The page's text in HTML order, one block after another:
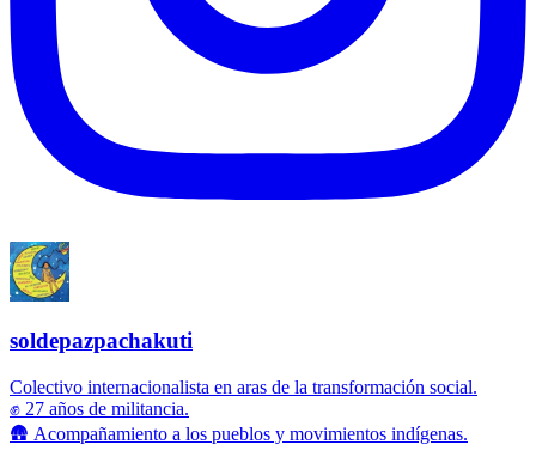
soldepazpachakuti
Colectivo internacionalista en aras de la transformación social.
✊ 27 años de militancia.
🛖 Acompañamiento a los pueblos y movimientos indígenas.